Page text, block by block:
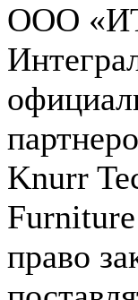
ООО
Knurr
право